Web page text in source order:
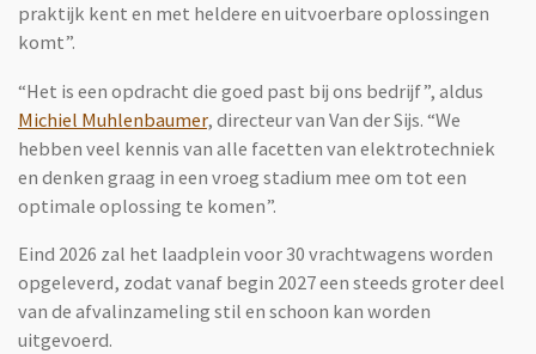
praktijk kent en met heldere en uitvoerbare oplossingen
komt”.
“Het is een opdracht die goed past bij ons bedrijf”, aldus
Michiel Muhlenbaumer, directeur van Van der Sijs. “We
hebben veel kennis van alle facetten van elektrotechniek
en denken graag in een vroeg stadium mee om tot een
optimale oplossing te komen”.
Eind 2026 zal het laadplein voor 30 vrachtwagens worden
opgeleverd, zodat vanaf begin 2027 een steeds groter deel
van de afvalinzameling stil en schoon kan worden
uitgevoerd.